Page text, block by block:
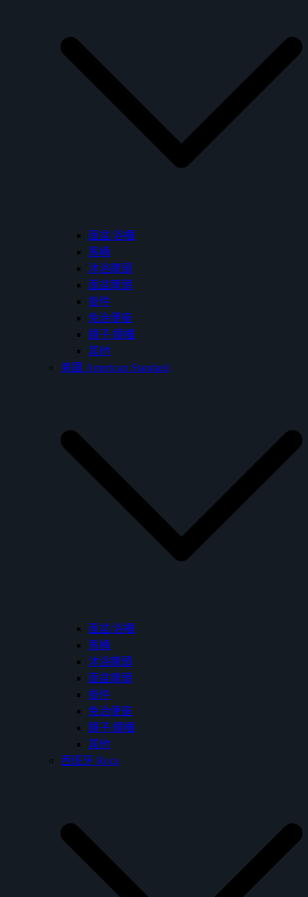
面盆/浴櫃
馬桶
沐浴龍頭
面盆龍頭
掛件
免治便座
鏡子/鏡櫃
其他
美國 American Standard
面盆/浴櫃
馬桶
沐浴龍頭
面盆龍頭
掛件
免治便座
鏡子/鏡櫃
其他
西班牙 Roca